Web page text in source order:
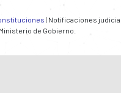
| Notificaciones
de Gobierno.